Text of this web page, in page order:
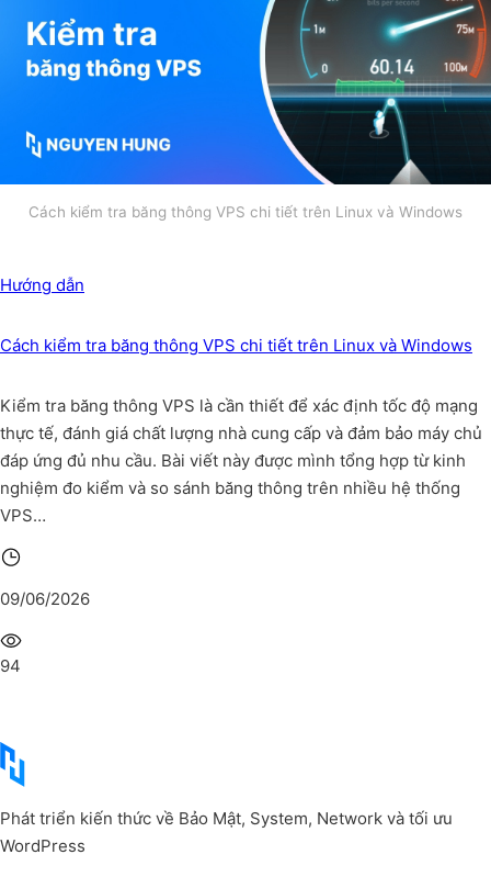
Cách kiểm tra băng thông VPS chi tiết trên Linux và Windows
Hướng dẫn
Cách kiểm tra băng thông VPS chi tiết trên Linux và Windows
Kiểm tra băng thông VPS là cần thiết để xác định tốc độ mạng
thực tế, đánh giá chất lượng nhà cung cấp và đảm bảo máy chủ
đáp ứng đủ nhu cầu. Bài viết này được mình tổng hợp từ kinh
nghiệm đo kiểm và so sánh băng thông trên nhiều hệ thống
VPS…
09/06/2026
94
Phát triển kiến thức về Bảo Mật, System, Network và tối ưu
WordPress